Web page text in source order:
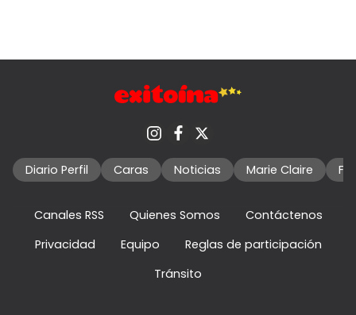
Diario Perfil Caras Noticias Marie Claire
Canales RSS Quienes Somos
Contáctenos
Privacidad
Equipo
Reglas de participación
Tránsito